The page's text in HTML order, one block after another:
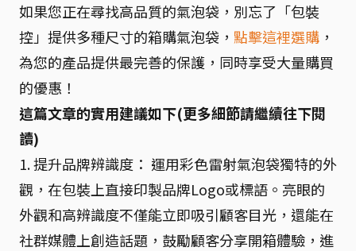
如果您正在尋找高品質的氣泡袋，別忘了「包裝
控」提供多種尺寸的箱購氣泡袋， 點擊這裡選購 ，
為您的產品提供最完善的保護，同時享受大量購買
的優惠！
這篇文章的實用建議如下(更多細節請繼續往下閱
讀)
1. 提升品牌辨識度： 運用彩色雷射氣泡袋獨特的外
觀，在包裝上直接印製品牌Logo或標語。亮眼的
外觀和高辨識度不僅能立即吸引顧客目光，還能在
社群媒體上創造話題，鼓勵顧客分享開箱體驗，進